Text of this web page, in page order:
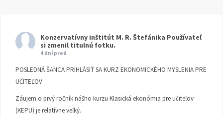
Konzervatívny inštitút M. R. Štefánika Používateľ
si zmenil titulnú fotku.
4 dní pred
POSLEDNÁ ŠANCA PRIHLÁSIŤ SA KURZ EKONOMICKÉHO MYSLENIA PRE
UČITEĽOV
Záujem o prvý ročník nášho kurzu Klasická ekonómia pre učiteľov
(KEPU) je relatívne veľký.